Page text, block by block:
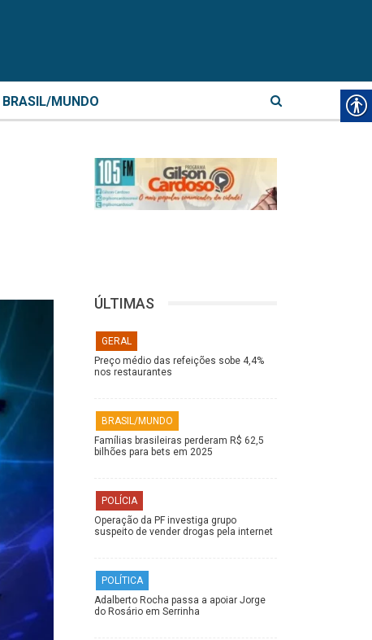
BRASIL/MUNDO
ÚLTIMAS
GERAL
Preço médio das refeições sobe 4,4%
nos restaurantes
BRASIL/MUNDO
Famílias brasileiras perderam R$ 62,5
bilhões para bets em 2025
POLÍCIA
Operação da PF investiga grupo
suspeito de vender drogas pela internet
POLÍTICA
Adalberto Rocha passa a apoiar Jorge
do Rosário em Serrinha